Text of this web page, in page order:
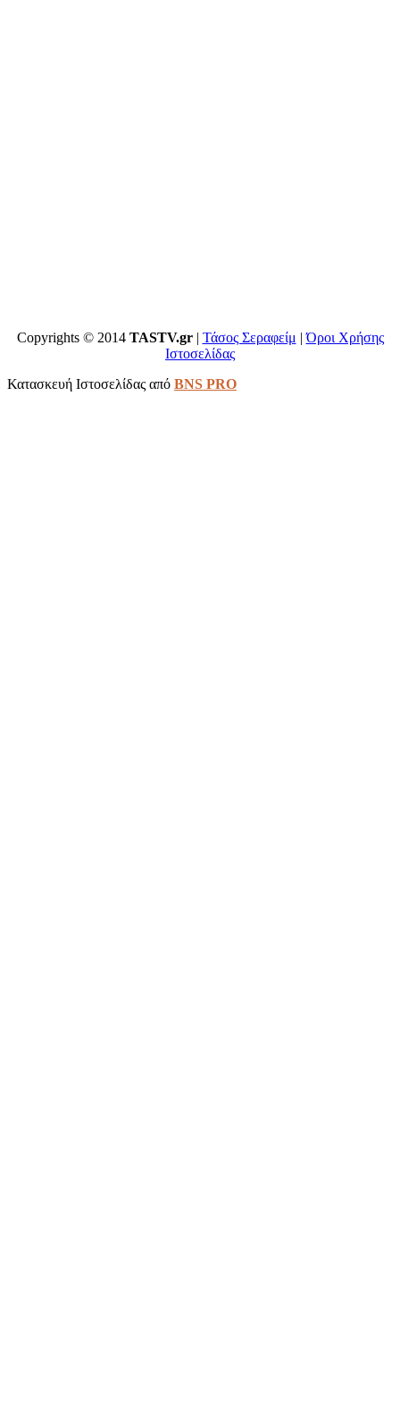
Copyrights © 2014 TASTV.gr| Τάσος Σεραφείμ |Όροι Χρήσης
Ιστοσελίδας
Κατασκευή Ιστοσελίδας από BNS PRO